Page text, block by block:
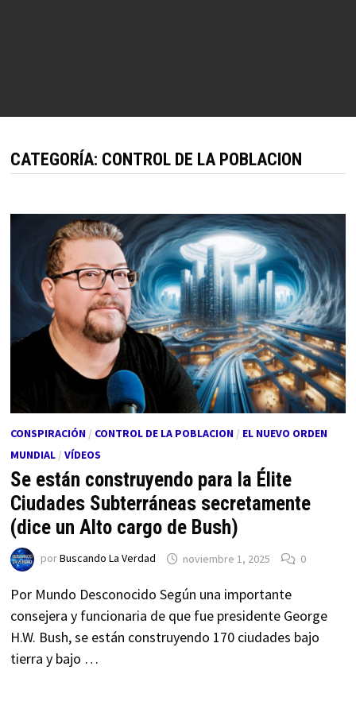
CATEGORÍA: CONTROL DE LA POBLACION
CONSPIRACIÓN/ CONTROL DE LA POBLACION/ EL NUEVO ORDEN
MUNDIAL/ VÍDEOS
Se están construyendo para la Élite
Ciudades Subterráneas secretamente
(dice un Alto cargo de Bush)
porBuscando La Verdad noviembre 1, 2025 0
Por Mundo Desconocido Según una importante
consejera y funcionaria de que fue presidente George
H.W. Bush, se están construyendo 170 ciudades bajo
tierra y bajo …